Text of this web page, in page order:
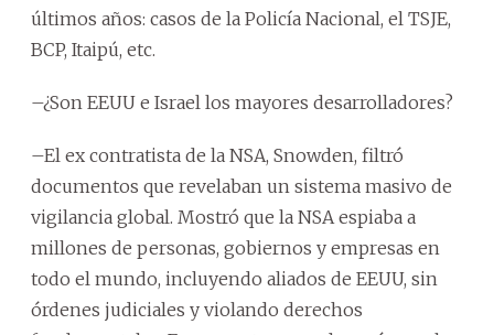
últimos años: casos de la Policía Nacional, el TSJE,
BCP, Itaipú, etc.
–¿Son EEUU e Israel los mayores desarrolladores?
–El ex contratista de la NSA, Snowden, filtró
documentos que revelaban un sistema masivo de
vigilancia global. Mostró que la NSA espiaba a
millones de personas, gobiernos y empresas en
todo el mundo, incluyendo aliados de EEUU, sin
órdenes judiciales y violando derechos